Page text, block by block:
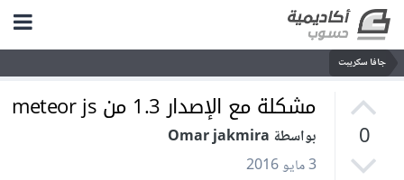
جافا سكريبت
0
مشكلة مع الإصدار 1.3 من meteor js
بواسطة Omar jakmira
3 مايو 2016